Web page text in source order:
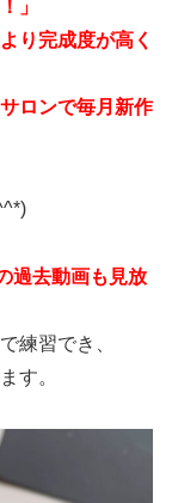
」
り完成度が高く
ロンで毎月新作
過去動画も見放
練習でき、
す。